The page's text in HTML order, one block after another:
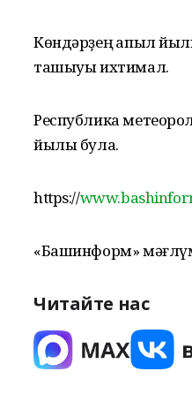
Көндәрҙең ҡапыл
ташыуы ихтимал.
Республика
йылы була.
https://
«Башинформ»
Читайте нас